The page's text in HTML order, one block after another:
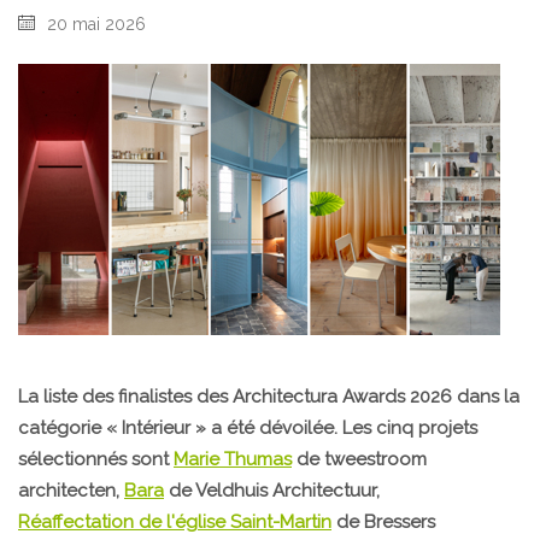
20 mai 2026
La liste des finalistes des Architectura Awards 2026 dans la
catégorie « Intérieur » a été dévoilée. Les cinq projets
sélectionnés sont Marie Thumasde tweestroom
architecten, Bara de Veldhuis Architectuur,
Réaffectation de l'église Saint-Martin de Bressers